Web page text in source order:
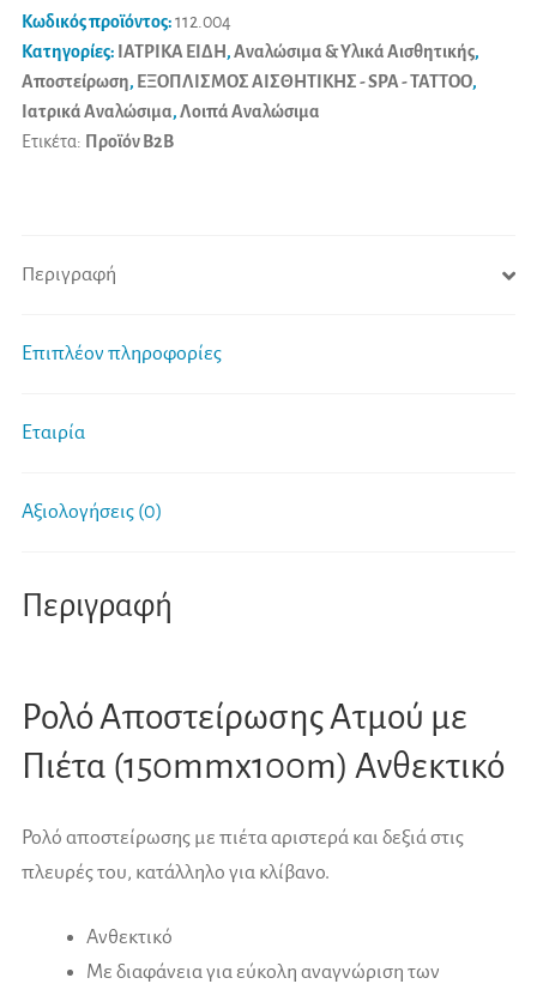
:
Κωδικός προϊόντος:112.004
Κατηγορίες: ΙΑΤΡΙΚΑ ΕΙΔΗ,Αναλώσιμα & Υλικά Αισθητικής,
Αποστείρωση, ΕΞΟΠΛΙΣΜΟΣ ΑΙΣΘΗΤΙΚΗΣ - SPA - TATTOO,
Ιατρικά Αναλώσιμα,Λοιπά Αναλώσιμα
Ετικέτα: Προϊόν B2B
Περιγραφή
Επιπλέον πληροφορίες
Εταιρία
Αξιολογήσεις (0)
Περιγραφή
Ρολό Αποστείρωσης Ατμού με
Πιέτα (150mmx100m) Ανθεκτικό
Ρολό αποστείρωσης με πιέτα αριστερά και δεξιά στις
πλευρές του, κατάλληλο για κλίβανο.
Ανθεκτικό
Με διαφάνεια για εύκολη αναγνώριση των